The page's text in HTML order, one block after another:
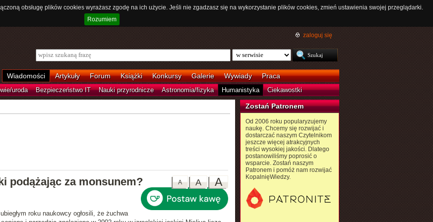
obsługę plików cookies wyrażasz zgodę na ich użycie. Jeśli nie zgadzasz się na wykorzystanie plików cookies, zmień ustawienia swojej przeglądarki.
Rozumiem
zaloguj się
Wiadomości Artykuły Forum Książki Konkursy Galerie Wywiady Praca
uroda Bezpieczeństwo IT Nauki przyrodnicze Astronomia/fizyka Humanistyka Ciekawostki
A
A
A
podążając za monsunem?
roku naukowcy ogłosili, że żuchwa
Zostań Patronem
Od 2006 roku popularyzujemy
naukę. Chcemy się rozwijać i
dostarczać naszym Czytelnikom
jeszcze więcej atrakcyjnych
treści wysokiej jakości. Dlatego
postanowiliśmy poprosić o
wsparcie. Zostań naszym
Patronem i pomóż nam rozwijać
KopalnięWiedzy.